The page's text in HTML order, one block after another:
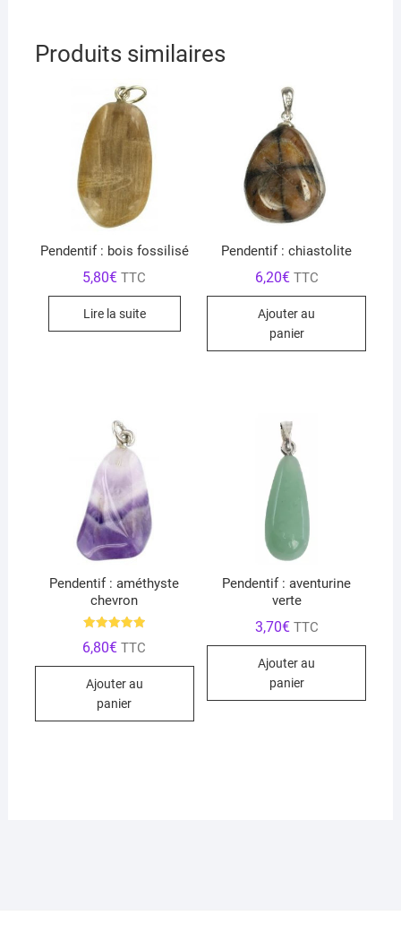
Produits similaires
Pendentif : bois fossilisé
5,80€ TTC
Lire la suite
Pendentif : chiastolite
6,20€ TTC
Ajouter au
panier
Pendentif : améthyste
chevron
5.00
6,80€ TTC
Ajouter au
panier
Pendentif : aventurine
verte
3,70€ TTC
Ajouter au
panier